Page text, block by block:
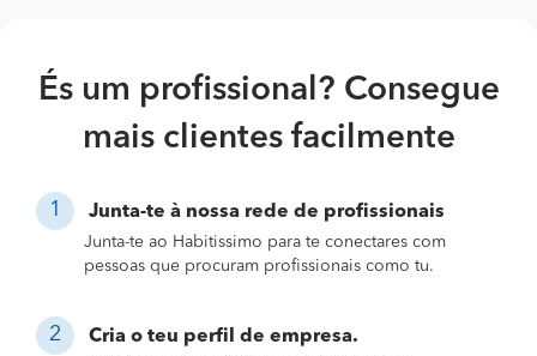
És um profissional? Consegue
mais clientes facilmente
Junta-te à nossa rede de profissionais
Junta-te ao Habitissimo para te conectares com
pessoas que procuram profissionais como tu.
Cria o teu perfil de empresa.